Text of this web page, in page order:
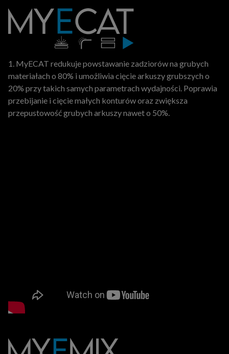
1. MyECAT redukuje powstawanie zadziorów na grubych
materiałach o 80% i umożliwia cięcie arkuszy grubszych o
20% przy takich samych parametrach wydajności. Poprawia
przebijanie i cięcie małych konturów oraz zwiększa
przepustowość grubych arkuszy nawet o 50%.